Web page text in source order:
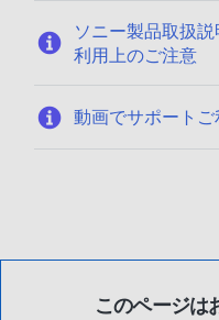
ソニー製品取扱
利用上のご注意
動画でサポート
このページは